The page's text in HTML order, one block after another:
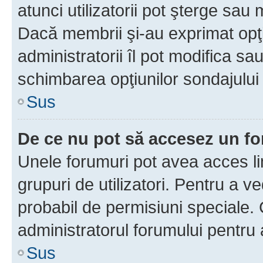
atunci utilizatorii pot şterge sau
Dacă membrii şi-au exprimat
administratorii îl pot modifica
schimbarea opţiunilor
Sus
De ce nu pot să accesez un
Unele forumuri pot avea acces
grupuri de utilizatori. Pentru a
probabil de permisiuni
administratorul forumului pentru
Sus